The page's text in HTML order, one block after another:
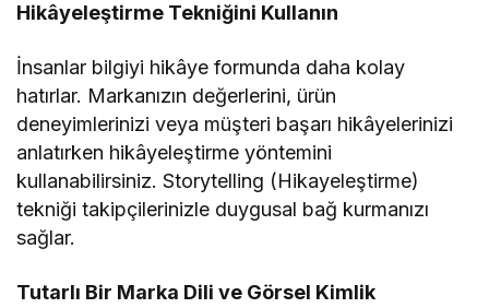
Hikâyeleştirme Tekniğini Kullanın
İnsanlar bilgiyi hikâye formunda daha kolay
hatırlar. Markanızın değerlerini, ürün
deneyimlerinizi veya müşteri başarı hikâyelerinizi
anlatırken hikâyeleştirme yöntemini
kullanabilirsiniz. Storytelling (Hikayeleştirme)
tekniği takipçilerinizle duygusal bağ kurmanızı
sağlar.
Tutarlı Bir Marka Dili ve Görsel Kimlik